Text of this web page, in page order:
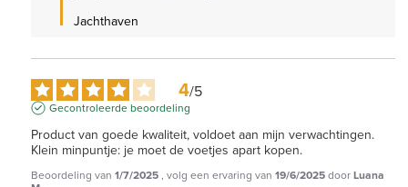
Jachthaven
4/5
Gecontroleerde beoordeling
Product van goede kwaliteit, voldoet aan mijn verwachtingen.
Klein minpuntje: je moet de voetjes apart kopen.
Beoordeling van 1/7/2025, volg een ervaring van 19/6/2025doorLuana